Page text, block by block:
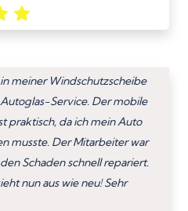
meiner Windschutzscheibe
Service. Der mobile
praktisch, da ich mein Auto
musste. Der Mitarbeiter war
Schaden schnell repariert.
nun aus wie neu! Sehr